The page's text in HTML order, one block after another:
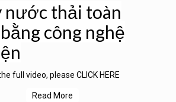
nước thải toàn
công nghệ
full video, please CLICK HERE
Read More